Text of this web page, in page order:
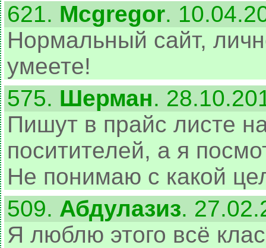
621. Mcgregor.
Нормальный сайт,
умеете!
575. Шерман.
Пишут в прайс листе
поситителей, а я
Не понимаю с какой
509. Абдулазиз.
Я люблю этого всё